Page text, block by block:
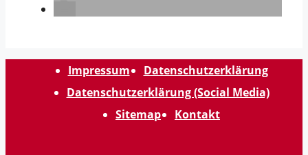
Impressum
Datenschutzerklärung
Datenschutzerklärung (Social Media)
Sitemap
Kontakt